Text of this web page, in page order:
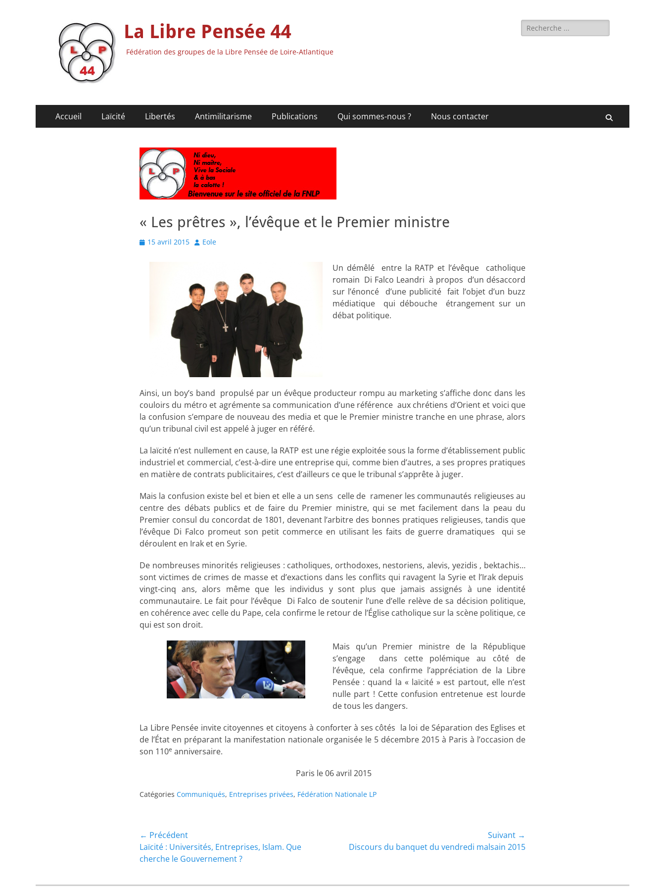
La Libre Pensée 44
Fédération des groupes de la Libre Pensée de Loire-Atlantique
Rechercher :
Menu
principal
Accueil Laïcité Libertés Antimilitarisme Publications Qui sommes-nous ? Nous contacter
« Les prêtres », l’évêque et le Premier ministre
Posted
15 avril 2015 Author
Eole
Un démêlé entre la RATP et l’évêque catholique
romain Di Falco Leandri à propos d’un désaccord
sur l’énoncé d’une publicité fait l’objet d’un buzz
médiatique qui débouche étrangement sur un
débat politique.
Ainsi, un boy’s band propulsé par un évêque producteur rompu au marketing s’affiche donc dans les
couloirs du métro et agrémente sa communication d’une référence aux chrétiens d’Orient et voici que
la confusion s’empare de nouveau des media et que le Premier ministre tranche en une phrase, alors
qu’un tribunal civil est appelé à juger en référé.
La laïcité n’est nullement en cause, la RATP est une régie exploitée sous la forme d’établissement public
industriel et commercial, c’est-à-dire une entreprise qui, comme bien d’autres, a ses propres pratiques
en matière de contrats publicitaires, c’est d’ailleurs ce que le tribunal s’apprête à juger.
Mais la confusion existe bel et bien et elle a un sens celle de ramener les communautés religieuses au
centre des débats publics et de faire du Premier ministre, qui se met facilement dans la peau du
Premier consul du concordat de 1801, devenant l’arbitre des bonnes pratiques religieuses, tandis que
l’évêque Di Falco promeut son petit commerce en utilisant les faits de guerre dramatiques qui se
déroulent en Irak et en Syrie.
De nombreuses minorités religieuses : catholiques, orthodoxes, nestoriens, alevis, yezidis , bektachis…
sont victimes de crimes de masse et d’exactions dans les conflits qui ravagent la Syrie et l’Irak depuis
vingt-cinq ans, alors même que les individus y sont plus que jamais assignés à une identité
communautaire. Le fait pour l’évêque Di Falco de soutenir l’une d’elle relève de sa décision politique,
en cohérence avec celle du Pape, cela confirme le retour de l’Église catholique sur la scène politique, ce
qui est son droit.
Mais qu’un Premier ministre de la République
s’engage dans cette polémique au côté de
l’évêque, cela confirme l’appréciation de la Libre
Pensée : quand la « laïcité » est partout, elle n’est
nulle part ! Cette confusion entretenue est lourde
de tous les dangers.
La Libre Pensée invite citoyennes et citoyens à conforter à ses côtés la loi de Séparation des Eglises et
de l’État en préparant la manifestation nationale organisée le 5 décembre 2015 à Paris à l’occasion de
son 110e anniversaire.
Paris le 06 avril 2015
Catégories Communiqués, Entreprises privées, Fédération Nationale LP
Navigation
de
← Précédent
Article
précédent :
Laïcité : Universités, Entreprises, Islam. Que
cherche le Gouvernement ?
Suivant →
ArticleDiscours du banquet du vendredi malsain 2015